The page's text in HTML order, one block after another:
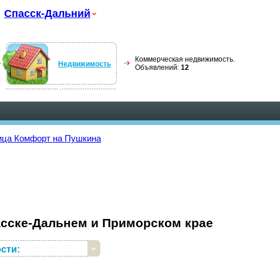
Спасск-Дальний
Недвижимость
Коммерческая недвижимость.
Объявлений: 12
Комфорт на Пушкина
Дальнем и Приморском крае